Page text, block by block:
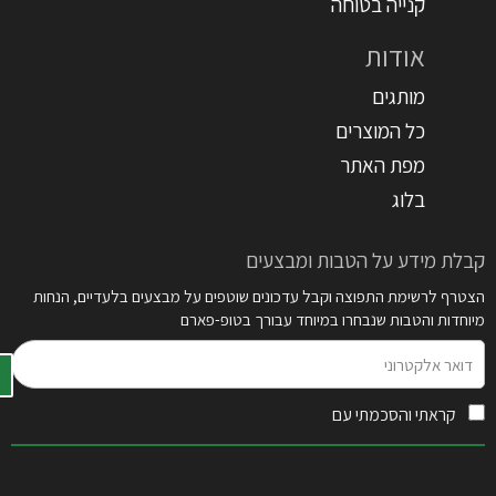
אודות
מותגים
כל המוצרים
מפת האתר
בלוג
קבלת מידע על הטבות ומבצעים
הצטרף לרשימת התפוצה וקבל עדכונים שוטפים על מבצעים בלעדיים, הנחות
מיוחדות והטבות שנבחרו במיוחד עבורך בטופ-פארם
אלקטרוני
קראתי והסכמתי עם